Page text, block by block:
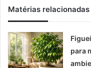
Matérias relacionadas
para